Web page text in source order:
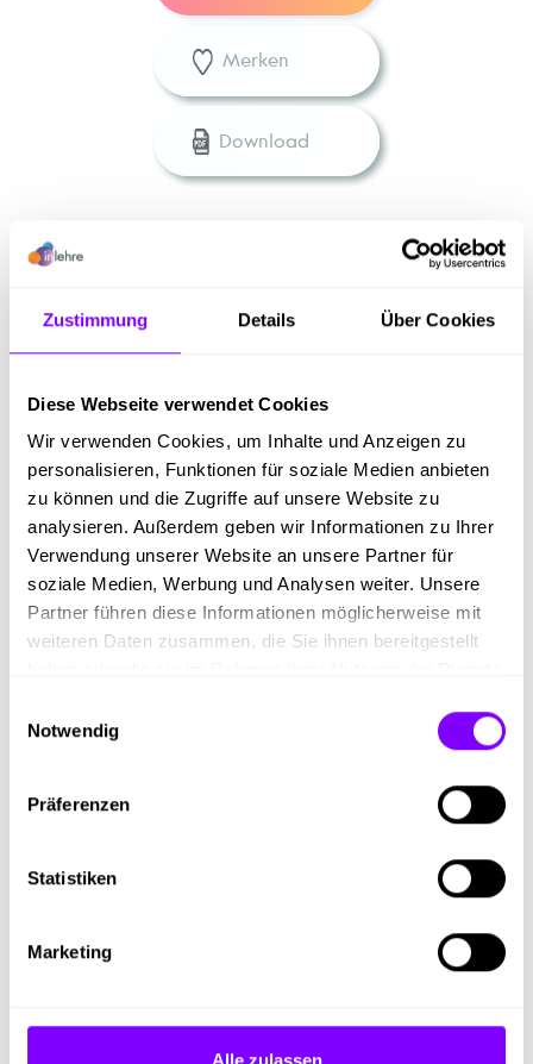
Zustimmung Details Über Cookies
Diese Webseite verwendet Cookies
Wir verwenden Cookies, um Inhalte und Anzeigen zu
personalisieren, Funktionen für soziale Medien anbieten
zu können und die Zugriffe auf unsere Website zu
analysieren. Außerdem geben wir Informationen zu Ihrer
Verwendung unserer Website an unsere Partner für
soziale Medien, Werbung und Analysen weiter. Unsere
Partner führen diese Informationen möglicherweise mit
weiteren Daten zusammen, die Sie ihnen bereitgestellt
Notwendig
Präferenzen
Statistiken
Marketing
Alle zulassen
Merken
Download
Branche
1000 € (Brutto)
Beschreibung
Doppellehre Zimmereitechnik - Fertigteilhausbauer
Highlights
Dein persönlicher Ansprechpartner bei Griffnerhaus